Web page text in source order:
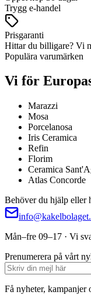
Trygg e-handel
Prisgaranti
Hittar du billigare? Vi
Populära varumärken
Vi för
Marazzi
Mosa
Porcelanosa
Iris Ceramica
Refin
Florim
Ceramica
Atlas Concorde
Behöver du hjälp eller
Mån–fre 09–17 · Vi
Prenumerera på vårt
Få nyheter, kampanjer